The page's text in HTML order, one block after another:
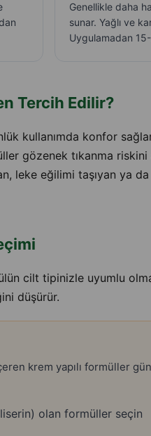
Genellikle daha
sunar. Yağlı ve
Uygulamadan
Tercih Edilir?
kullanımda konfor
gözenek tıkanma riskini
leke eğilimi taşıyan ya
cilt tipinizle uyumlu
düşürür.
krem yapılı formüller
olan formüller seçin